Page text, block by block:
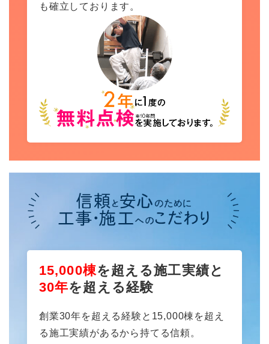
も確立しております。
15,000棟を超える施工実績と
30年を超える経験
創業30年を超える経験と15,000棟を超え
る施工実績があるから持てる信頼。